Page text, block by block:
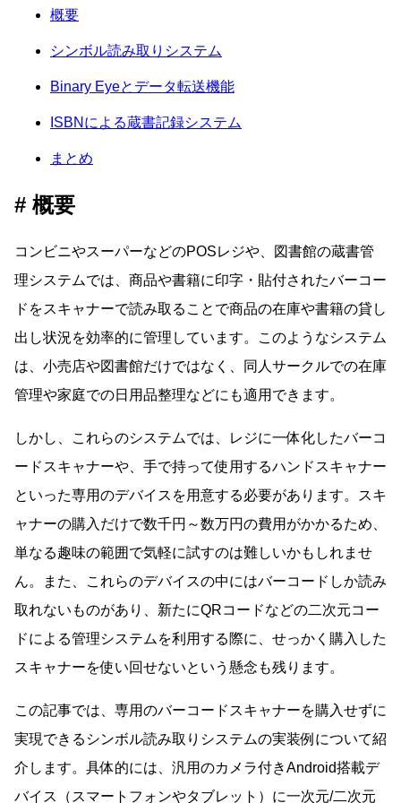
概要
シンボル読み取りシステム
Binary Eyeとデータ転送機能
ISBNによる蔵書記録システム
まとめ
概要
コンビニやスーパーなどのPOSレジや、図書館の蔵書管
理システムでは、商品や書籍に印字・貼付されたバーコー
ドをスキャナーで読み取ることで商品の在庫や書籍の貸し
出し状況を効率的に管理しています。このようなシステム
は、小売店や図書館だけではなく、同人サークルでの在庫
管理や家庭での日用品整理などにも適用できます。
しかし、これらのシステムでは、レジに一体化したバーコ
ードスキャナーや、手で持って使用するハンドスキャナー
といった専用のデバイスを用意する必要があります。スキ
ャナーの購入だけで数千円～数万円の費用がかかるため、
単なる趣味の範囲で気軽に試すのは難しいかもしれませ
ん。また、これらのデバイスの中にはバーコードしか読み
取れないものがあり、新たにQRコードなどの二次元コー
ドによる管理システムを利用する際に、せっかく購入した
スキャナーを使い回せないという懸念も残ります。
この記事では、専用のバーコードスキャナーを購入せずに
実現できるシンボル読み取りシステムの実装例について紹
介します。具体的には、汎用のカメラ付きAndroid搭載デ
バイス（スマートフォンやタブレット）に一次元/二次元